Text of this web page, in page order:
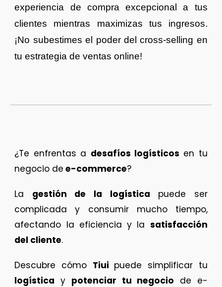
experiencia de compra excepcional a tus
clientes mientras maximizas tus ingresos.
¡No subestimes el poder del cross-selling en
tu estrategia de ventas online!
¿Te enfrentas a desafíos logísticos en tu
negocio de e-commerce?
La gestión de la logística puede ser
complicada y consumir mucho tiempo,
afectando la eficiencia y la satisfacción
del cliente.
Descubre cómo Tiui puede simplificar tu
logística y potenciar tu negocio de e-